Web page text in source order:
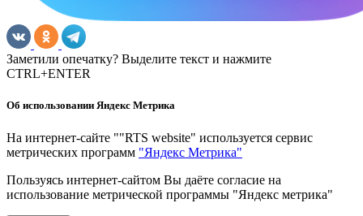
Заметили опечатку? Выделите текст и нажмите
CTRL+ENTER
Об использовании Яндекс Метрика
На интернет-сайте ""RTS website" используется сервис
метрических программ "Яндекс Метрика"
Пользуясь интернет-сайтом Вы даёте согласие на
использование метрической программы "Яндекс метрика"